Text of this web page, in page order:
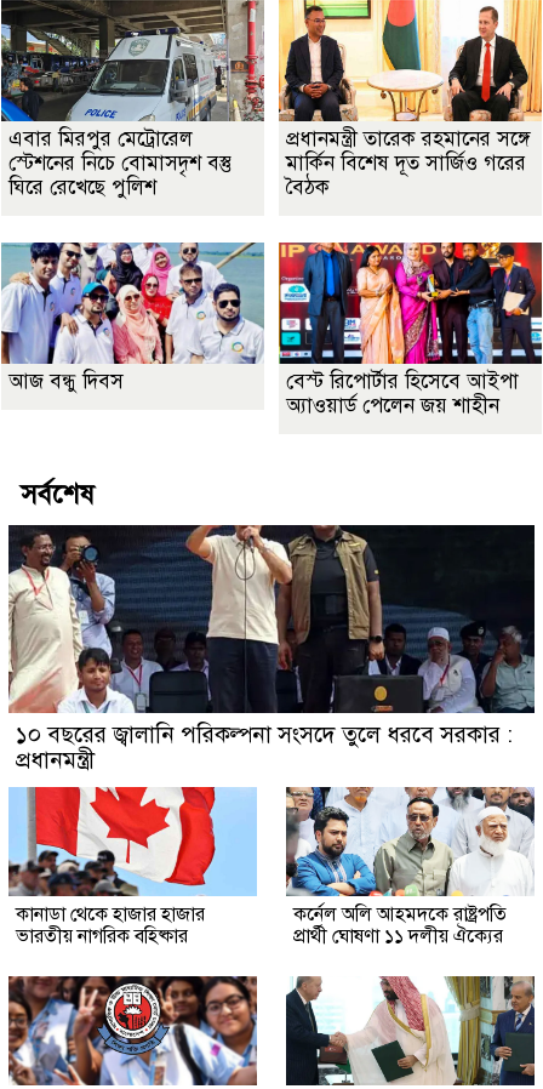
এবার মিরপুর মেট্রোরেল
স্টেশনের নিচে বোমাসদৃশ বস্তু
ঘিরে রেখেছে পুলিশ
প্রধানমন্ত্রী তারেক রহমানের সঙ্গে
মার্কিন বিশেষ দূত সার্জিও গরের
বৈঠক
আজ বন্ধু দিবস
বেস্ট রিপোর্টার হিসেবে আইপা
অ্যাওয়ার্ড পেলেন জয় শাহীন
সর্বশেষ
১০ বছরের জ্বালানি পরিকল্পনা সংসদে তুলে ধরবে সরকার :
প্রধানমন্ত্রী
কানাডা থেকে হাজার হাজার
ভারতীয় নাগরিক বহিষ্কার
কর্নেল অলি আহমদকে রাষ্ট্রপতি
প্রার্থী ঘোষণা ১১ দলীয় ঐক্যের